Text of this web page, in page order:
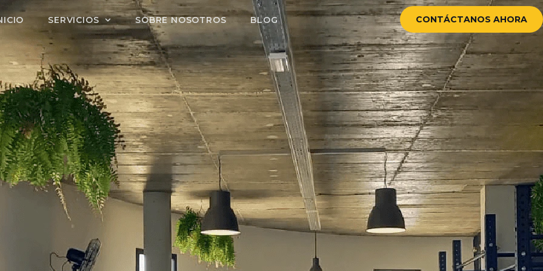
SERVICIOS SOBRE NOSOTROS BLOG CONTÁCTANOS AHORA